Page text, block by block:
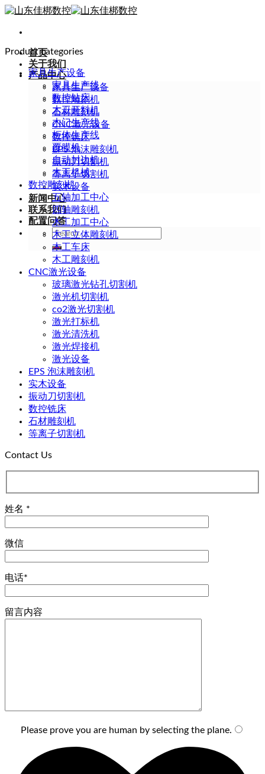
Skip
content
首页
关于我们
产品中心
家具生产设备
数控雕刻机
石材雕刻机
CNC激光设备
数控铣床
EPS 泡沫雕刻机
振动刀切割机
等离子切割机
实木设备
新闻中心
联系我们
配置问答
Search
for:
Product categories
家具生产设备
家具生产线
数控钻床
木工开料机
木门生产线
柜体生产线
覆膜机
自动封边机
木工机械
数控雕刻机
五轴加工中心
四轴雕刻机
木工加工中心
木工立体雕刻机
木工车床
木工雕刻机
CNC激光设备
玻璃激光钻孔切割机
激光机切割机
co2激光切割机
激光打标机
激光清洗机
激光焊接机
激光设备
EPS 泡沫雕刻机
实木设备
振动刀切割机
数控铣床
石材雕刻机
等离子切割机
Contact Us
姓名 *
微信
电话*
留言内容
Please prove you are human by selecting the plane.